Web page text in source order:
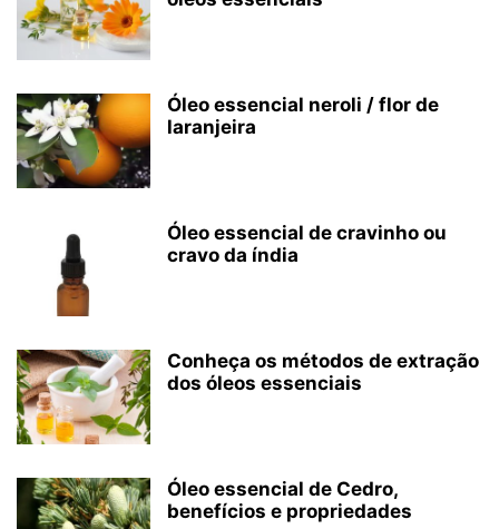
Óleo essencial neroli / flor de
laranjeira
Óleo essencial de cravinho ou
cravo da índia
Conheça os métodos de extração
dos óleos essenciais
Óleo essencial de Cedro,
benefícios e propriedades